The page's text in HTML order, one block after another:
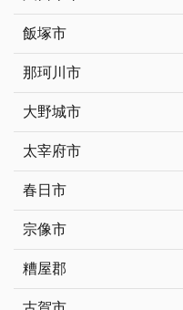
飯塚市
那珂川市
大野城市
太宰府市
春日市
宗像市
糟屋郡